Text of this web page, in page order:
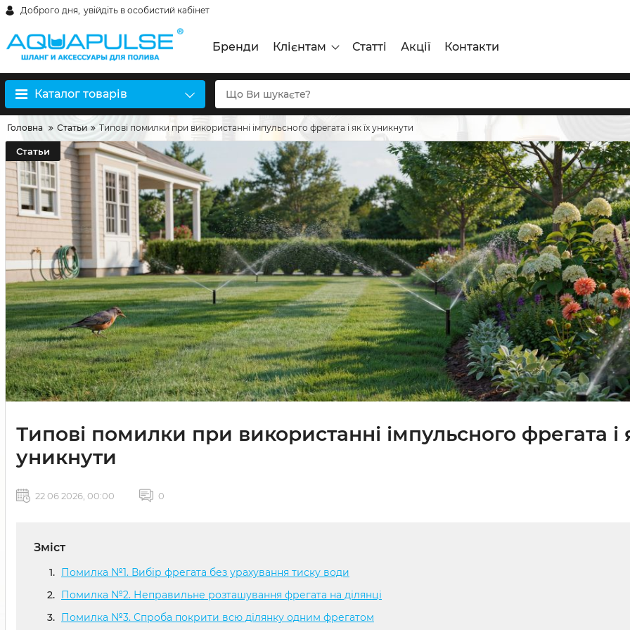
Доброго дня, увійдіть в особистий кабінет
Бренди Клієнтам Статті Акції Контакти
Каталог товарів
Головна Статьи Типові помилки при використанні імпульсного фрегата і як їх уникнути
Статьи
Типові помилки при використанні імпульсного фрегата і
уникнути
22 06 2026, 00:00 0
Зміст
Помилка №1. Вибір фрегата без урахування тиску води
Помилка №2. Неправильне розташування фрегата на ділянці
Помилка №3. Спроба покрити всю ділянку одним фрегатом